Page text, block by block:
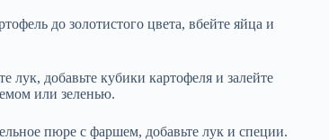
до золотистого цвета, вбейте яйца и
лук, добавьте кубики картофеля и залейте
или зеленью.
пюре с фаршем, добавьте лук и специи.